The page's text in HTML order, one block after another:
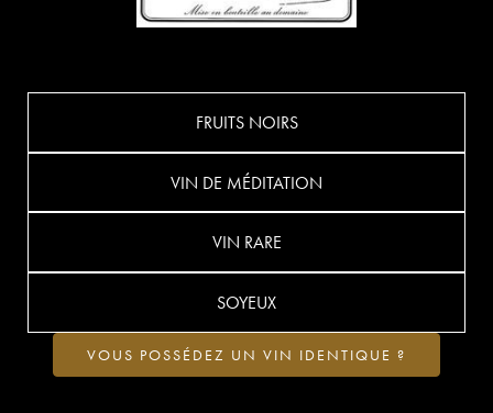
FRUITS NOIRS
VIN DE MÉDITATION
VIN RARE
SOYEUX
VOUS POSSÉDEZ UN VIN IDENTIQUE ?